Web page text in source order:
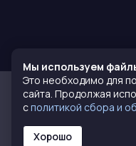
Мы используем
Это необходимо для
сайта. Продолжая
сполитикой сбора и
Хорошо